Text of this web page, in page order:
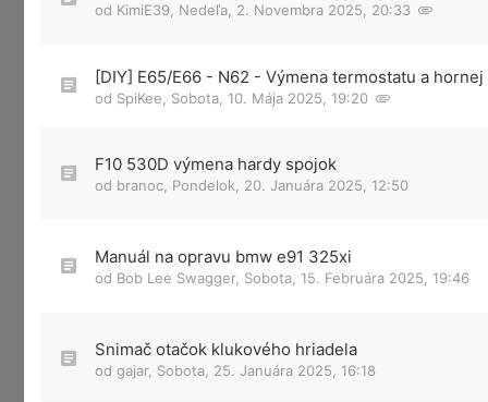
od KimiE39 Nedeľa, 2. Novembra 2025, 20:33
[DIY] E65/E66 - N62 - Výmena termostatu a
od SpiKee Sobota, 10. Mája 2025, 19:20
F10 530D výmena hardy spojok
od branoc Pondelok, 20. Januára 2025, 12:50
Manuál na opravu bmw e91 325xi
od Bob Lee Swagger, Sobota, 15. Februára 2025, 19:46
Snimač otačok klukového hriadela
od gajar, Sobota, 25. Januára 2025, 16:18